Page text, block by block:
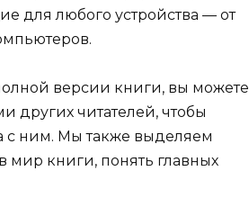
для любого устройства — от
версии книги, вы можете
других читателей, чтобы
с ним. Мы также выделяем
мир книги, понять главных